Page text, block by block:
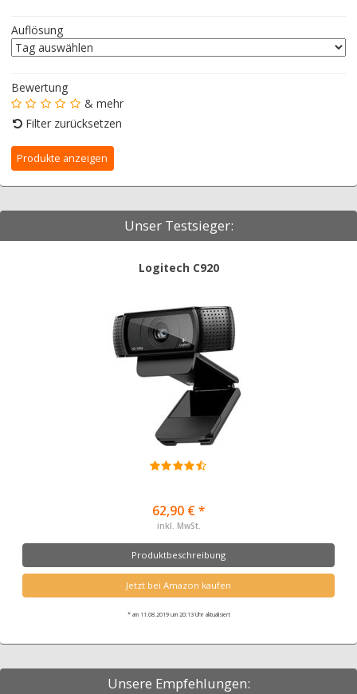
Auflösung
Bewertung
& mehr
Filter zurücksetzen
Unser Testsieger:
Logitech C920
62,90 € *
inkl. MwSt.
Produktbeschreibung
Jetzt bei Amazon kaufen
* am 11.08.2019 um 20:13 Uhr aktualisiert
Unsere Empfehlungen: